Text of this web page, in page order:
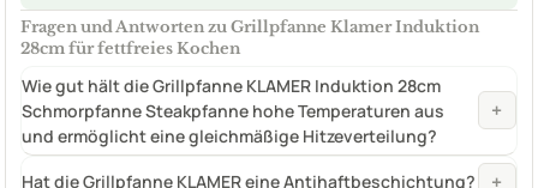
Fragen und Antworten zu Grillpfanne Klamer Induktion
28cm für fettfreies Kochen
Wie gut hält die Grillpfanne KLAMER Induktion 28cm
Schmorpfanne Steakpfanne hohe Temperaturen aus
und ermöglicht eine gleichmäßige Hitzeverteilung?
+
Hat die Grillpfanne KLAMER eine Antihaftbeschichtung? +